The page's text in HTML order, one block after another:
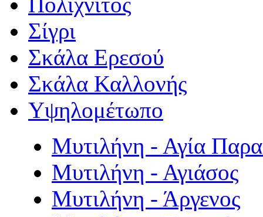
Σίγρι
Σκάλα Ερεσού
Σκάλα Καλλονής
Υψηλομέτωπο
Μυτιλήνη - Αγία
Μυτιλήνη - Αγιάσος
Μυτιλήνη - Άργενος